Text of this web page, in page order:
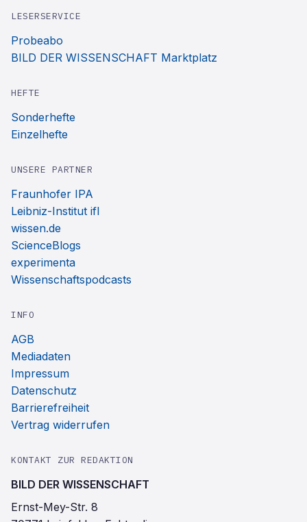
LESERSERVICE
Probeabo
BILD DER WISSENSCHAFT Marktplatz
HEFTE
Sonderhefte
Einzelhefte
UNSERE PARTNER
Fraunhofer IPA
Leibniz-Institut ifl
wissen.de
ScienceBlogs
experimenta
Wissenschaftspodcasts
INFO
AGB
Mediadaten
Impressum
Datenschutz
Barrierefreiheit
Vertrag widerrufen
KONTAKT ZUR REDAKTION
BILD DER WISSENSCHAFT
Ernst-Mey-Str. 8